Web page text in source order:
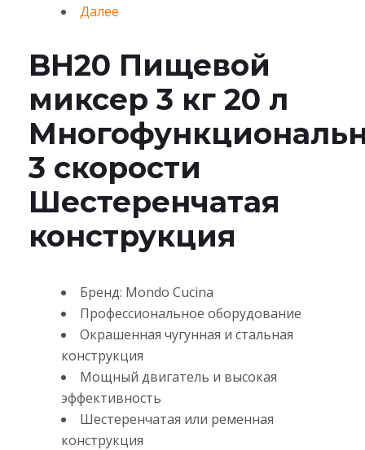
Далее
BH20 Пищевой
миксер 3 кг 20 л
3 скорости
Шестеренчатая
конструкция
Бренд: Mondo Cucina
Профессиональное оборудование
Окрашенная чугунная и стальная
конструкция
Мощный двигатель и высокая
эффективность
Шестеренчатая или ременная
конструкция